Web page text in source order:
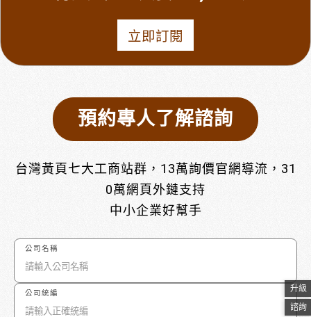
立即訂閱
預約專人了解諮詢
台灣黃頁七大工商站群，13萬詢價官網導流，31
0萬網頁外鏈支持
中小企業好幫手
公司名稱
公司統編
升級
諮詢